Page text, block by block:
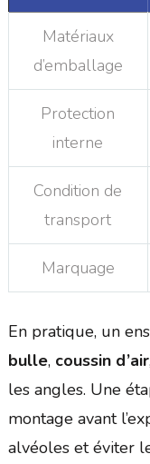
Matériaux
d’emballage
Protection
interne
Condition de
transport
Marquage
En pratique, un
bulle, coussin d’air
les angles. Une
montage avant
alvéoles et éviter